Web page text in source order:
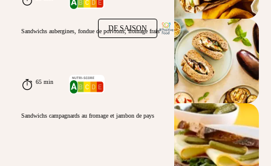
DE SAISON
Sandwichs aubergines, fondue de poivrons, fromage frais
65 min
Sandwichs campagnards au fromage et jambon de pays